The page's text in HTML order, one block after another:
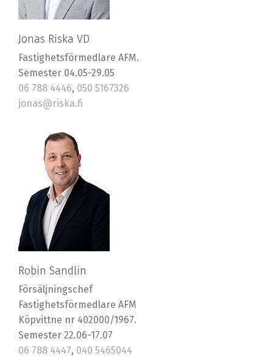
Jonas Riska VD
Fastighetsförmedlare AFM.
Semester 04.05-29.05
06 788 4446, 050 5167326
jonas@riska.fi
Robin Sandlin
Försäljningschef
Fastighetsförmedlare AFM
Köpvittne nr 402000/1967.
Semester 22.06-17.07
06 788 4447, 040 5465044